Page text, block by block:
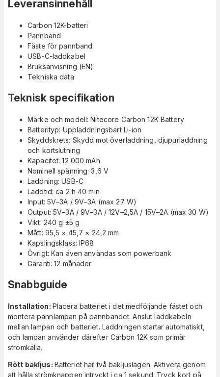
Leveransinnehåll
Carbon 12K-batteri
Pannband
Fäste för pannband
USB-C-laddkabel
Bruksanvisning (EN)
Tekniska data
Teknisk specifikation
Märke och modell: Nitecore Carbon 12K Battery
Batterityp: Uppladdningsbart Li-ion
Skyddskrets: Skydd mot överladdning, djupurladdning
och kortslutning
Kapacitet: 12 000 mAh
Nominell spänning: 3,6 V
Laddning: USB-C
Laddtid: ca 2 h 40 min
Input: 5V–3A / 9V–3A (max 27 W)
Output: 5V–3A / 9V–3A / 12V–2,5A / 15V–2A (max 30 W)
Vikt: 240 g ±5 g
Mått: 95,5 × 45,7 × 24,2 mm
Kapslingsklass: IP68
Övrigt: Kan även användas som powerbank
Garanti: 12 månader
Snabbguide
Installation: Placera batteriet i det medföljande fästet och
montera pannlampan på pannbandet. Anslut laddkabeln
mellan lampan och batteriet. Laddningen startar automatiskt,
och lampan använder därefter Carbon 12K som primär
strömkälla.
Rött bakljus: Batteriet har två bakljuslägen. Aktivera genom
att hålla strömknappen intryckt i ca 1 sekund. Tryck kort på